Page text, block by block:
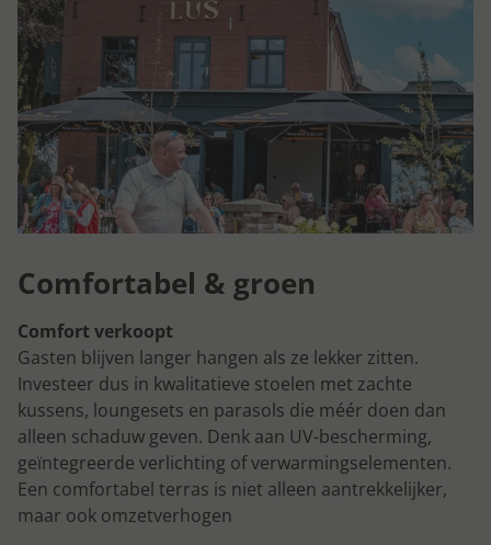
Comfortabel & groen
Comfort verkoopt
Gasten blijven langer hangen als ze lekker zitten.
Investeer dus in kwalitatieve stoelen met zachte
kussens, loungesets en parasols die méér doen dan
alleen schaduw geven. Denk aan UV-bescherming,
geïntegreerde verlichting of verwarmingselementen.
Een comfortabel terras is niet alleen aantrekkelijker,
maar ook omzetverhogen